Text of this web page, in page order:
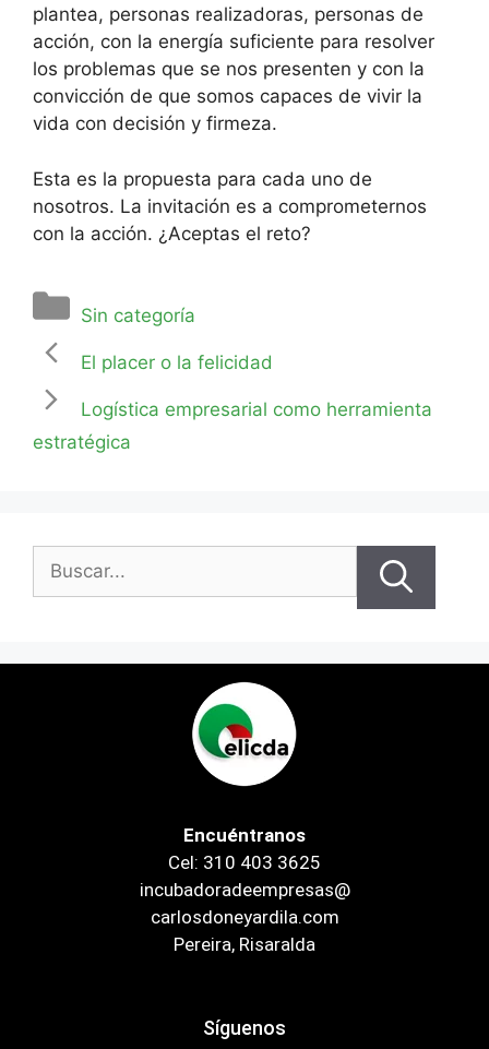
plantea, personas realizadoras, personas de
acción, con la energía suficiente para resolver
los problemas que se nos presenten y con la
convicción de que somos capaces de vivir la
vida con decisión y firmeza.
Esta es la propuesta para cada uno de
nosotros. La invitación es a comprometernos
con la acción. ¿Aceptas el reto?
Sin categoría
El placer o la felicidad
Logística empresarial como herramienta
estratégica
Encuéntranos
Cel: 310 403 3625
incubadoradeempresas@
carlosdoneyardila.com
Pereira, Risaralda
Síguenos